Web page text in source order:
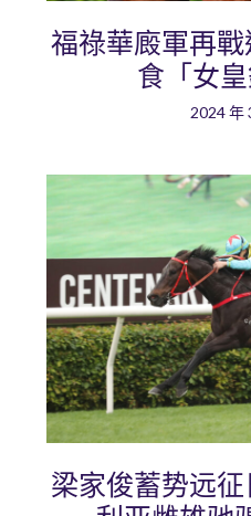
福祿華廄軍再
食「女皇
2024 年
梁家俊蓄势远